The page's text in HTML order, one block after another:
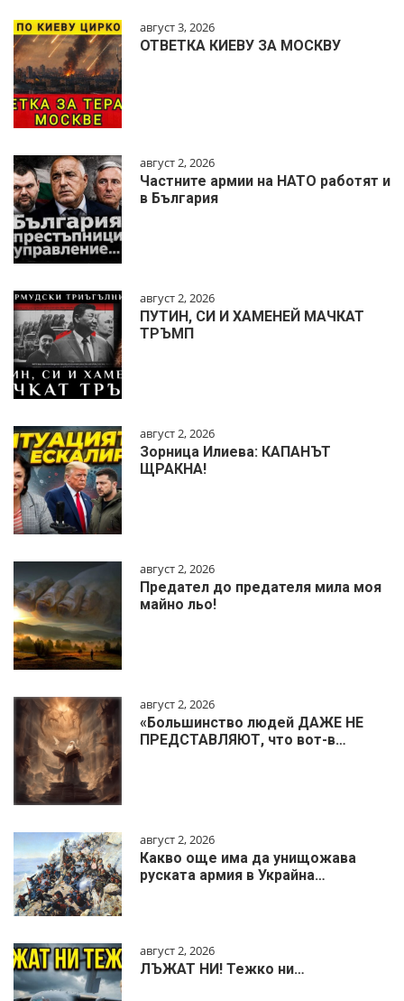
август 3, 2026
ОТВЕТКА КИЕВУ ЗА МОСКВУ
август 2, 2026
Частните армии на НАТО работят и
в България
август 2, 2026
ПУТИН, СИ И ХАМЕНЕЙ МАЧКАТ
ТРЪМП
август 2, 2026
Зорница Илиева: КАПАНЪТ
ЩРАКНА!
август 2, 2026
Предател до предателя мила моя
майно льо!
август 2, 2026
«Большинство людей ДАЖЕ НЕ
ПРЕДСТАВЛЯЮТ, что вот-в…
август 2, 2026
Какво още има да унищожава
руската армия в Украйна…
август 2, 2026
ЛЪЖАТ НИ! Тежко ни…